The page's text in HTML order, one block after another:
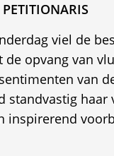
viel de
de opvang van
van
standvastig
inspirerend